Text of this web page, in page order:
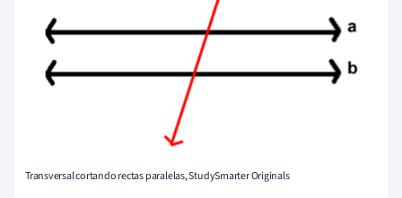
Transversal cortando rectas paralelas, StudySmarter Originals